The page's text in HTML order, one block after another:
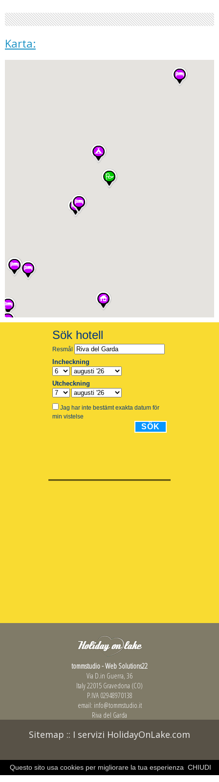
Karta:
tommstudio - Web Solutions22
Via D.in Guerra, 36
Italy 22015 Gravedona (CO)
P.IVA 02948970138
email: info@tommstudio.it
Riva del Garda
Sitemap :: I servizi HolidayOnLake.com
CHIUDI
Questo sito usa cookies per migliorare la tua esperienza
di navigazione.Learn more